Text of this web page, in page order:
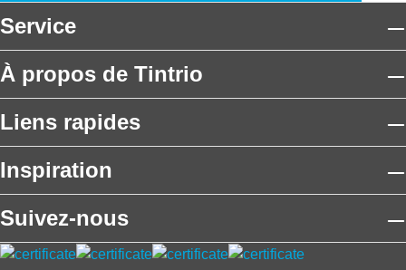
Service
À propos de Tintrio
Liens rapides
Inspiration
Suivez-nous